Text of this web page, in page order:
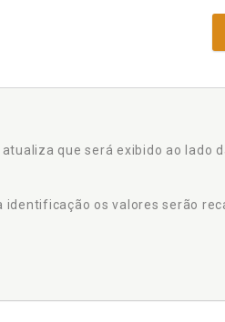
que será exibido ao lado
os valores serão